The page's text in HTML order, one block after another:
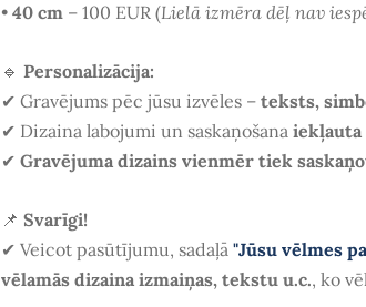
• 40 cm– 100 EUR (Lielā izmēra dēļ nav
🔹 Personalizācija:
✔ Gravējums pēc jūsu izvēles – teksts,
✔ Dizaina labojumi un saskaņošana iekļauta
✔ Gravējuma dizains vienmēr tiek
📌 Svarīgi!
✔ Veicot pasūtījumu, sadaļā "Jūsu vēlmes
vēlamās dizaina izmaiņas, tekstu u.c., ko